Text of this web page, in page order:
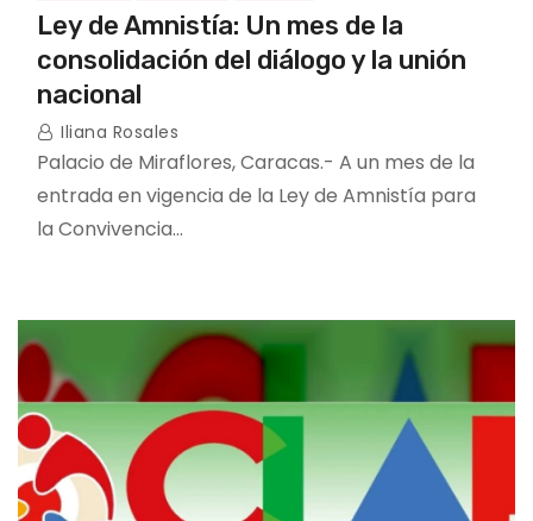
Ley de Amnistía: Un mes de la
consolidación del diálogo y la unión
nacional
Iliana Rosales
Palacio de Miraflores, Caracas.- A un mes de la
entrada en vigencia de la Ley de Amnistía para
la Convivencia…